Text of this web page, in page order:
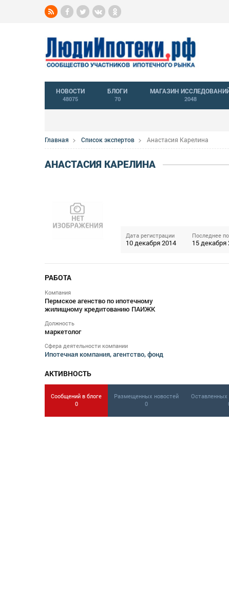
НОВОСТИ
48075
БЛОГИ
70
МАГАЗИН
2048
Главная Список экспертов Анастасия Карелина
АНАСТАСИЯ КАРЕЛИНА
Дата регистрации
10 декабря 2014
Последнее
15 декабря
РАБОТА
Компания
Пермское агенство по ипотечному
жилищному кредитованию ПАИЖК
Должность
маркетолог
Сфера деятельности компании
Ипотечная компания, агентство, фонд
АКТИВНОСТЬ
Сообщений в блоге
0
Размещенных новостей
0
Оставленных